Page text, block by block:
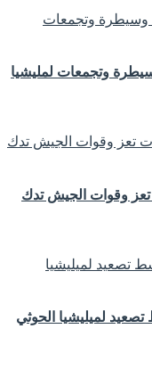
وتجمعات لمليشيا
وقوات الجيش تدك
لميليشيا الحوثي